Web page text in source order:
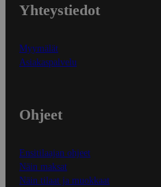
Yhteystiedot
Myymälät
Asiakaspalvelu
Ohjeet
Ensitilaajan ohjeet
Näin maksat
Näin tilaat ja muokkaat